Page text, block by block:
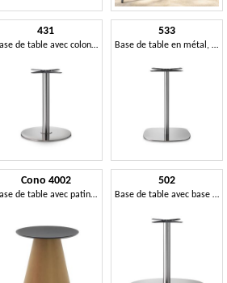
431
Base de table avec colonne cylindrique
533
Base de table en métal, avec colonne mince
Cono 4002
Base de table avec patins réglables
502
Base de table avec base ovale